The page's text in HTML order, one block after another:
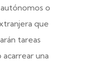
autónomos o
que
tareas
una